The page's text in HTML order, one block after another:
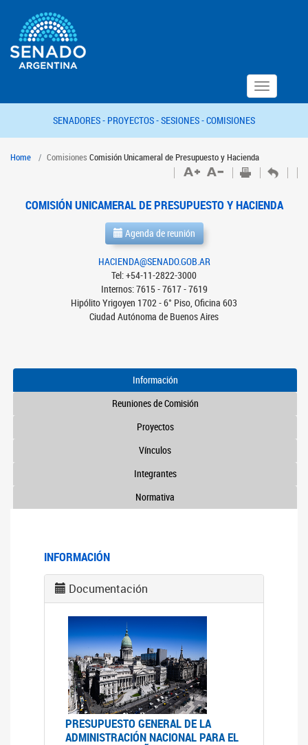
Toggle
navigation
SENADORES - PROYECTOS -SESIONES -COMISIONES
Home Comisiones Comisión Unicameral de Presupuesto y Hacienda
COMISIÓN UNICAMERAL DE PRESUPUESTO Y HACIENDA
Agenda de reunión
HACIENDA@SENADO.GOB.AR
Tel: +54-11-2822-3000
Internos: 7615 - 7617 - 7619
Hipólito Yrigoyen 1702 - 6° Piso, Oficina 603
Ciudad Autónoma de Buenos Aires
Información
Reuniones de Comisión
Proyectos
Vínculos
Integrantes
Normativa
INFORMACIÓN
Documentación
PRESUPUESTO GENERAL DE LA
ADMINISTRACIÓN NACIONAL PARA EL